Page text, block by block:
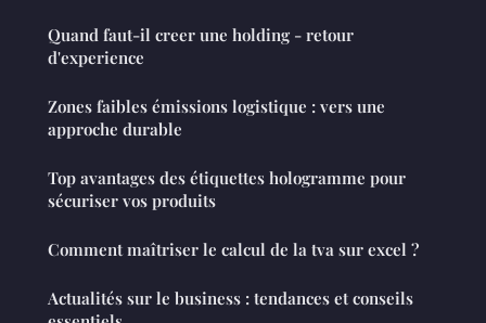
Quand faut-il creer une holding - retour
d'experience
Zones faibles émissions logistique : vers une
approche durable
Top avantages des étiquettes hologramme pour
sécuriser vos produits
Comment maîtriser le calcul de la tva sur excel ?
Actualités sur le business : tendances et conseils